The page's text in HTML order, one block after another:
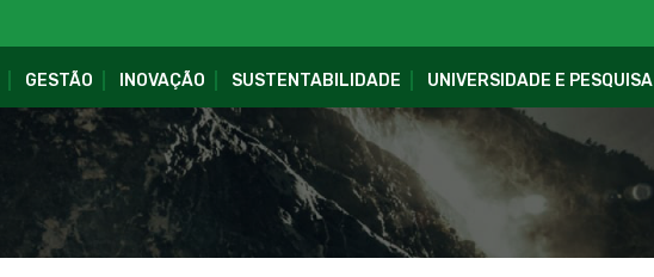
GESTÃO INOVAÇÃO SUSTENTABILIDADE UNIVERSIDADE E PESQUISA